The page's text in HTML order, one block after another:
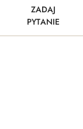
ZADAJ
PYTANIE